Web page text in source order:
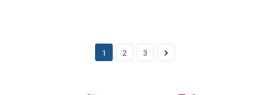
1 2 3